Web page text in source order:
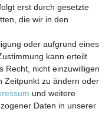
AGB
Widerrufs­recht
erst durch gesetzte
die wir in den
oder aufgrund eines
kann erteilt
Recht, nicht einzuwilligen
Zeitpunkt zu ändern oder
und weitere
Daten in unserer